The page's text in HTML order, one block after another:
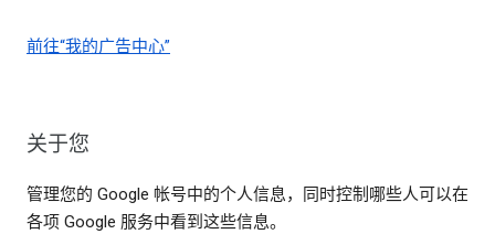
前往“我的广告中心”
关于您
管理您的 Google 帐号中的个人信息，同时控制哪些人可以在
各项 Google 服务中看到这些信息。